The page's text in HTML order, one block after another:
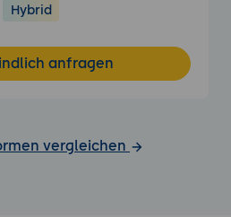
Hybrid
anfragen
vergleichen